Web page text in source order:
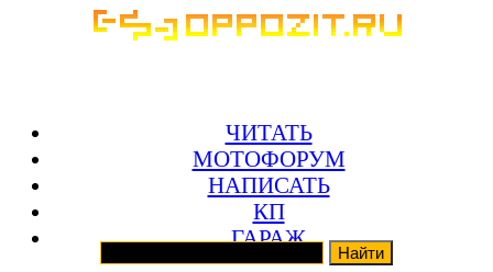
ЧИТАТЬ
МОТОФОРУМ
НАПИСАТЬ
КП
ГАРАЖ